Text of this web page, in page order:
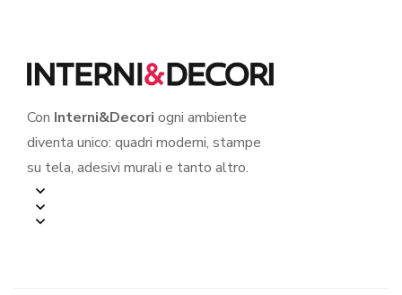
Con Interni&Decori ogni ambiente
diventa unico: quadri moderni, stampe
su tela, adesivi murali e tanto altro.